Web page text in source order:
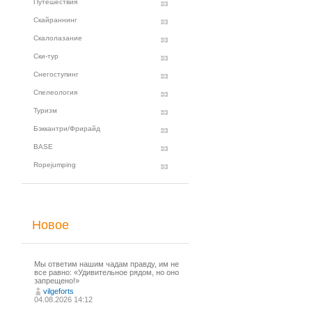
Путешествия
Скайраннинг
Скалолазание
Ски-тур
Снегоступинг
Спелеология
Туризм
Бэккантри/Фрирайд
BASE
Ropejumping
Новое
Мы ответим нашим чадам правду, им не
все равно: «Удивительное рядом, но оно
запрещено!»
vilgeforts
04.08.2026 14:12